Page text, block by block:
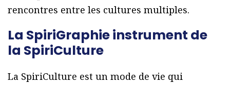
rencontres entre les cultures multiples.
La SpiriGraphie instrument de
la SpiriCulture
La SpiriCulture est un mode de vie qui